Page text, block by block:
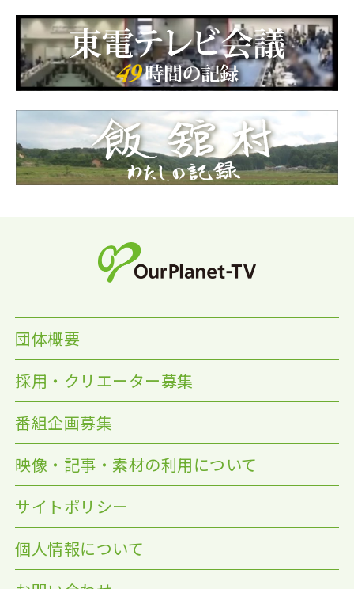
団体概要
採用・クリエーター募集
番組企画募集
映像・記事・素材の利用について
サイトポリシー
個人情報について